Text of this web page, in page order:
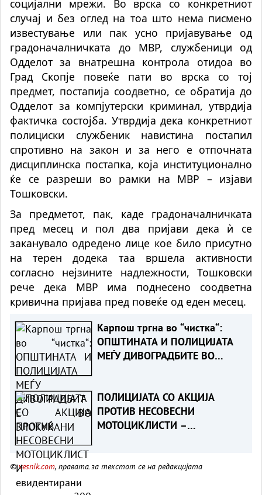
социјални мрежи. Во врска со конкретниот
случај и без оглед на тоа што нема писмено
известување или пак усно пријавување од
градоначалничката до МВР, службеници од
Одделот за внатрешна контрола отидоа во
Град Скопје повеќе пати во врска со тој
предмет, постапија соодветно, се обратија до
Одделот за компјутерски криминал, утврдија
фактичка состојба. Утврдија дека конкретниот
полициски службеник навистина постапил
спротивно на закон и за него е отпочната
дисциплинска постапка, која институционално
ќе се разреши во рамки на МВР – изјави
Тошковски.
За предметот, пак, каде градоначалничката
пред месец и пол два пријави дека ѝ се
заканувало одредено лице кое било присутно
на терен додека таа вршела активности
согласно нејзините надлежности, Тошковски
рече дека МВР има поднесено соодветна
кривична пријава пред повеќе од еден месец.
Карпош тргна во “чистка“:
ОПШТИНАТА И ПОЛИЦИЈАТА
МЕЃУ ДИВОГРАДБИТЕ ВО
ПОЛИЦИЈАТА СО АКЦИЈА
ПРОТИВ НЕСОВЕСНИ
МОТОЦИКЛИСТИ –
лица
©vesnik.com, правата за текстот се на редакцијата